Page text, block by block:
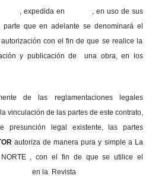
, expedida en , en uso de sus
parte que en adelante se denominará el
con el fin de que se realice la
y publicación de una obra, en los
de las reglamentaciones legales
vinculación de las partes de este contrato,
presunción legal existente, las partes
autoriza de manera pura y simple a La
NORTE , con el fin de que se utilice el
en la Revista